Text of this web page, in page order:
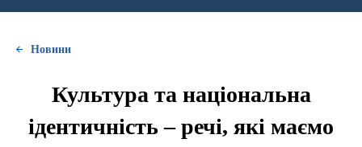
Новини
Культура та національна
ідентичність – речі, які маємо